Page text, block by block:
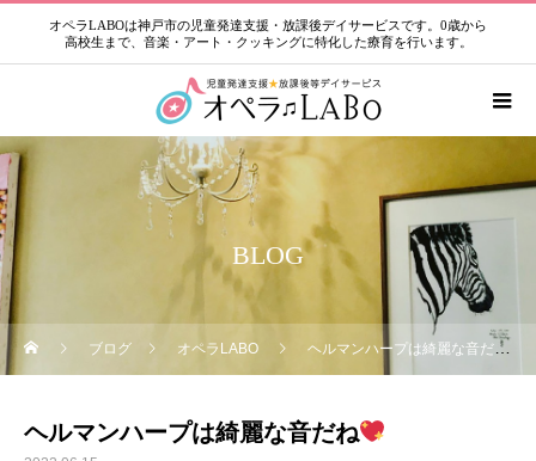
オペラLABOは神戸市の児童発達支援・放課後デイサービスです。0歳から
高校生まで、音楽・アート・クッキングに特化した療育を行います。
BLOG
ブログ オペラLABO ヘルマンハープは綺麗な音だね
ヘルマンハープは綺麗な音だね